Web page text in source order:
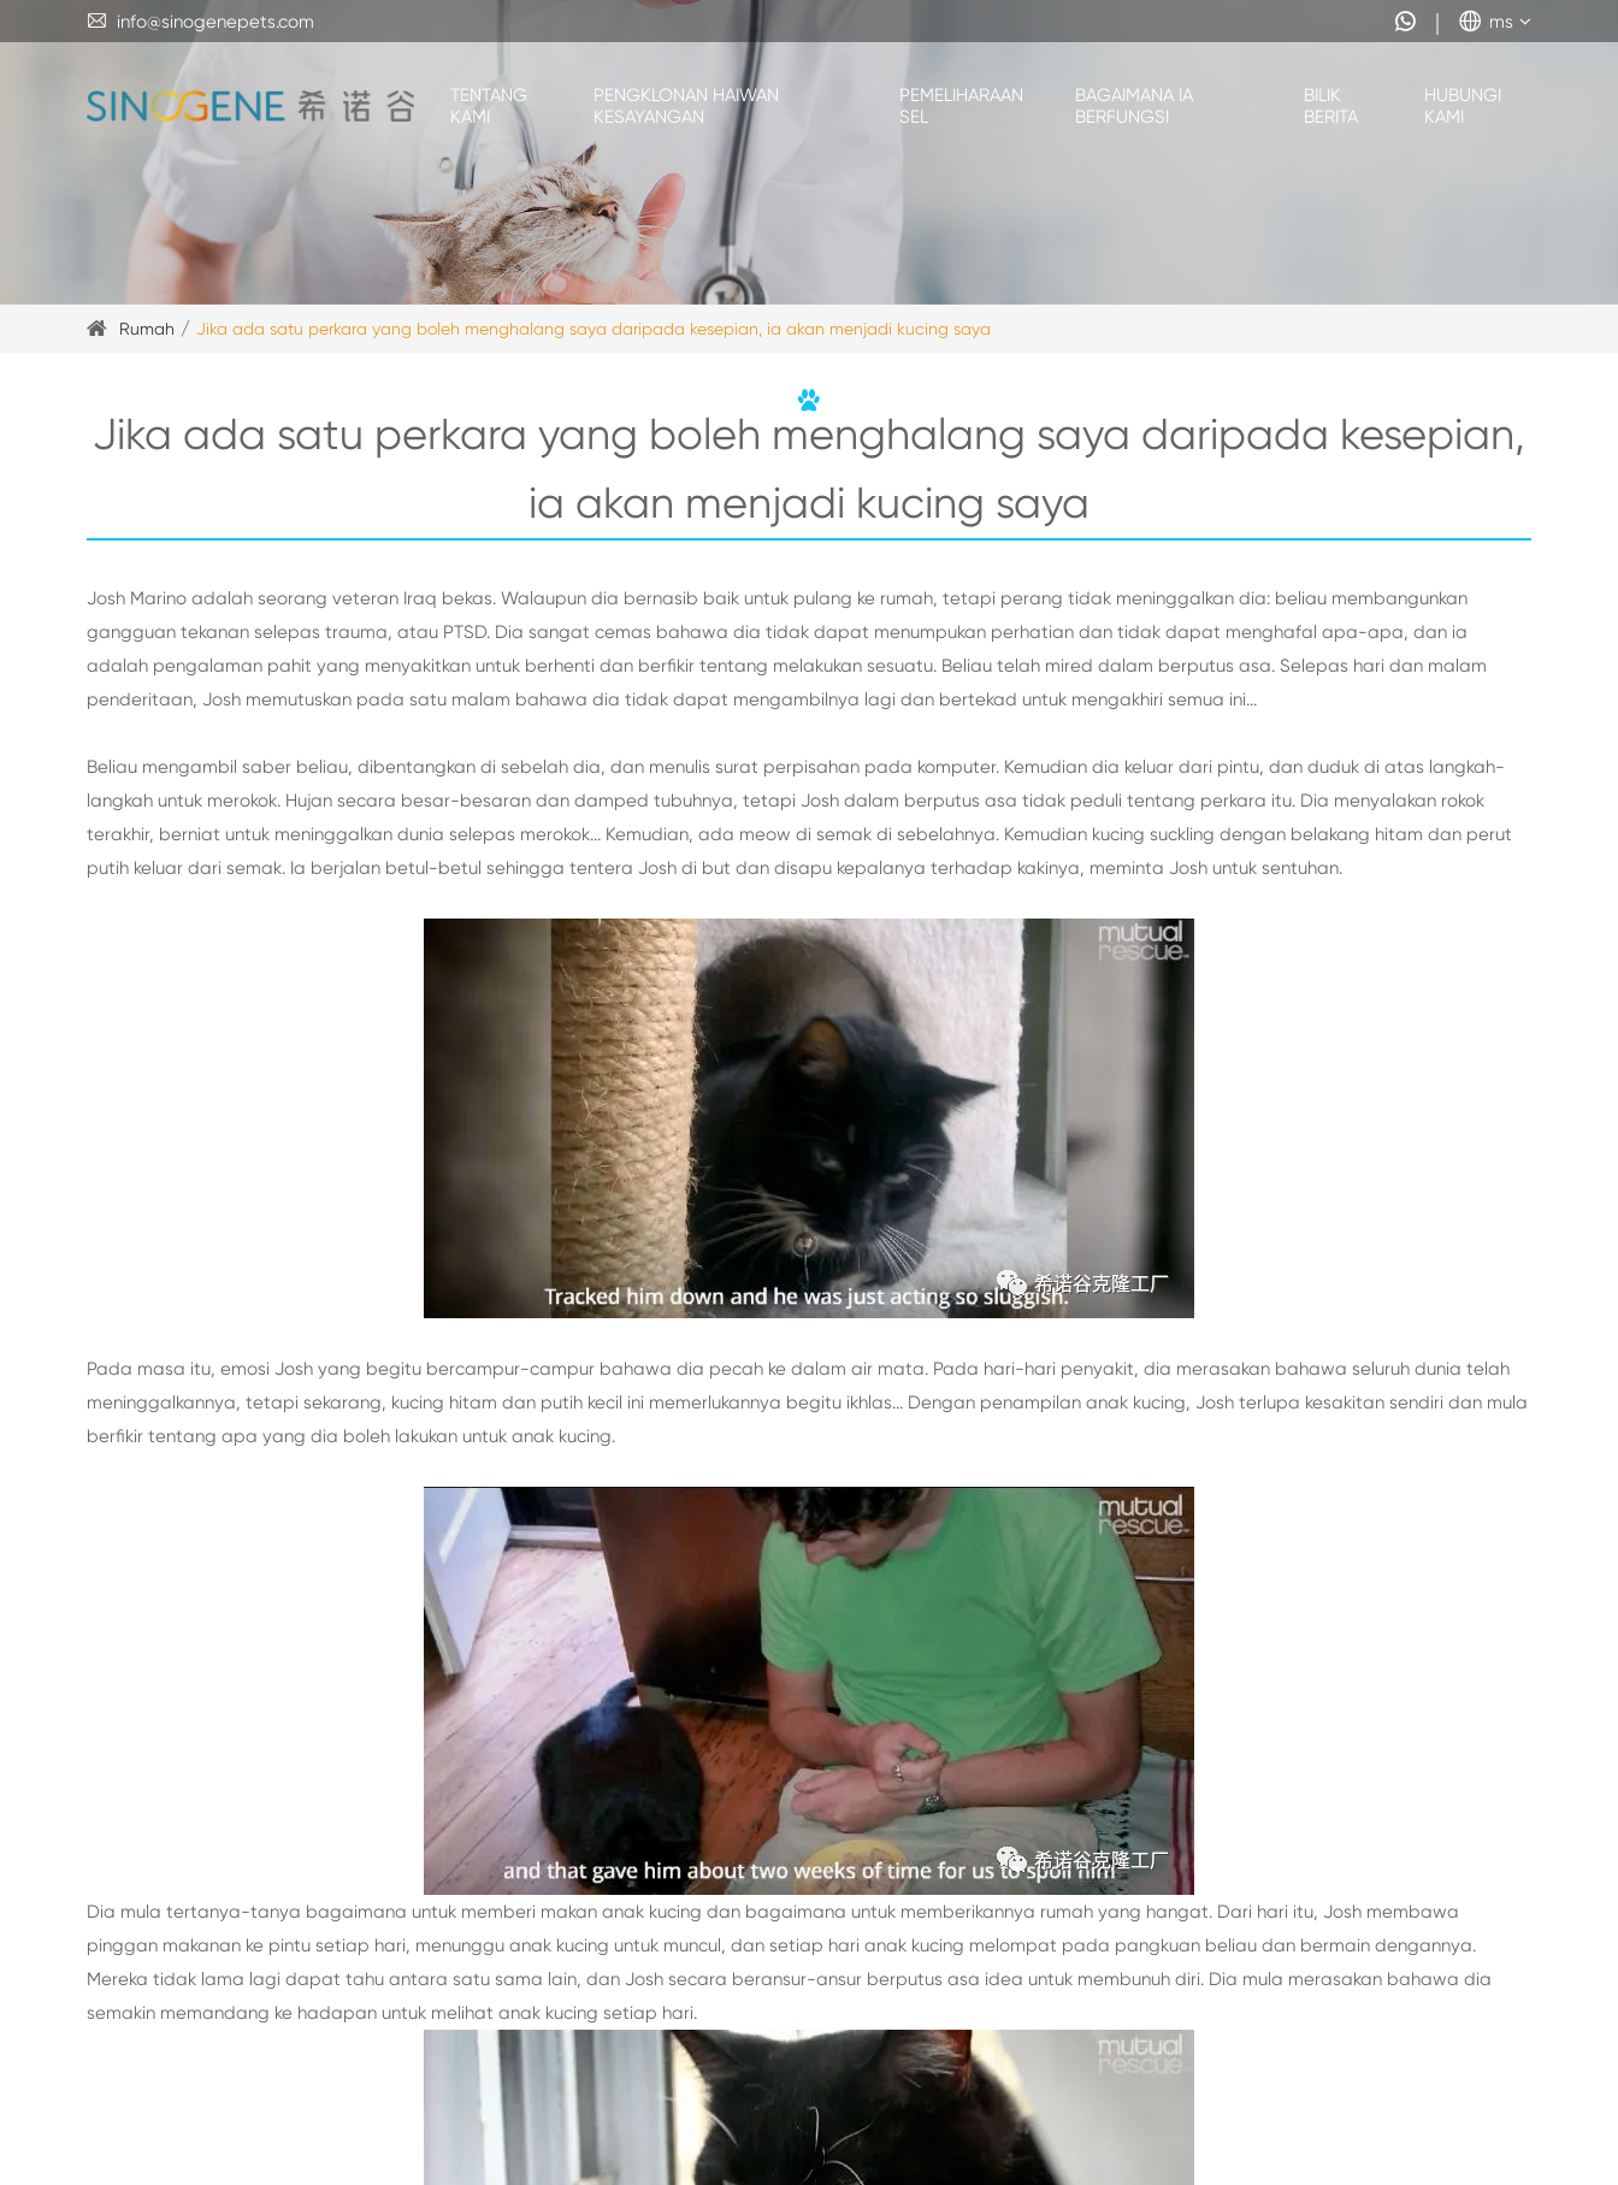
 info@sinogenepets.com   ms
TENTANG
KAMI
PENGKLONAN HAIWAN
KESAYANGAN
PEMELIHARAAN
SEL
BAGAIMANA IA
BERFUNGSI
BILIK
BERITA
HUBUNGI
KAMI
Rumah Jika ada satu perkara yang boleh menghalang saya daripada kesepian, ia akan menjadi kucing saya
Jika ada satu perkara yang boleh menghalang saya daripada kesepian,
ia akan menjadi kucing saya
Josh Marino adalah seorang veteran Iraq bekas. Walaupun dia bernasib baik untuk pulang ke rumah, tetapi perang tidak meninggalkan dia: beliau membangunkan
gangguan tekanan selepas trauma, atau PTSD. Dia sangat cemas bahawa dia tidak dapat menumpukan perhatian dan tidak dapat menghafal apa-apa, dan ia
adalah pengalaman pahit yang menyakitkan untuk berhenti dan berfikir tentang melakukan sesuatu. Beliau telah mired dalam berputus asa. Selepas hari dan malam
penderitaan, Josh memutuskan pada satu malam bahawa dia tidak dapat mengambilnya lagi dan bertekad untuk mengakhiri semua ini...
Beliau mengambil saber beliau, dibentangkan di sebelah dia, dan menulis surat perpisahan pada komputer. Kemudian dia keluar dari pintu, dan duduk di atas langkah-
langkah untuk merokok. Hujan secara besar-besaran dan damped tubuhnya, tetapi Josh dalam berputus asa tidak peduli tentang perkara itu. Dia menyalakan rokok
terakhir, berniat untuk meninggalkan dunia selepas merokok... Kemudian, ada meow di semak di sebelahnya. Kemudian kucing suckling dengan belakang hitam dan perut
putih keluar dari semak. Ia berjalan betul-betul sehingga tentera Josh di but dan disapu kepalanya terhadap kakinya, meminta Josh untuk sentuhan.
Pada masa itu, emosi Josh yang begitu bercampur-campur bahawa dia pecah ke dalam air mata. Pada hari-hari penyakit, dia merasakan bahawa seluruh dunia telah
meninggalkannya, tetapi sekarang, kucing hitam dan putih kecil ini memerlukannya begitu ikhlas... Dengan penampilan anak kucing, Josh terlupa kesakitan sendiri dan mula
berfikir tentang apa yang dia boleh lakukan untuk anak kucing.
Dia mula tertanya-tanya bagaimana untuk memberi makan anak kucing dan bagaimana untuk memberikannya rumah yang hangat. Dari hari itu, Josh membawa
pinggan makanan ke pintu setiap hari, menunggu anak kucing untuk muncul, dan setiap hari anak kucing melompat pada pangkuan beliau dan bermain dengannya.
Mereka tidak lama lagi dapat tahu antara satu sama lain, dan Josh secara beransur-ansur berputus asa idea untuk membunuh diri. Dia mula merasakan bahawa dia
semakin memandang ke hadapan untuk melihat anak kucing setiap hari.